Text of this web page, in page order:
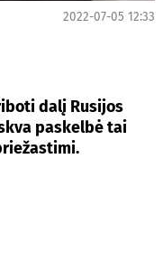
2022-07-05 12:33
dalį Rusijos
paskelbė tai